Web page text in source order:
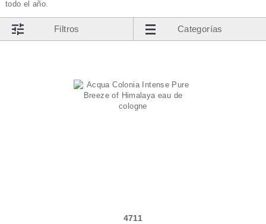
todo el año.
Filtros Categorías
4711